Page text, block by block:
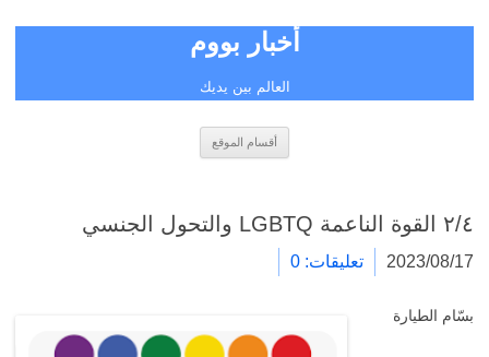
أخبار بووم
العالم بين يديك
أقسام الموقع
٢/٤ القوة الناعمة LGBTQ والتحول الجنسي
2023/08/17 تعليقات: 0
بسّام الطيارة